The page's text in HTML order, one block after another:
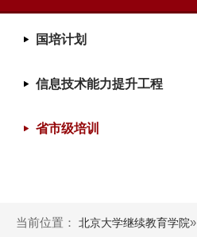
国培计划
信息技术能力提升工程
省市级培训
当前位置： 北京大学继续教育学院»